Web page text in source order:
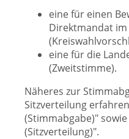
eine für einen
Direktmandat im
eine für die
(Zweitstimme).
Näheres zur
Sitzverteilung
(Stimmabgabe)"
(Sitzverteilung)".